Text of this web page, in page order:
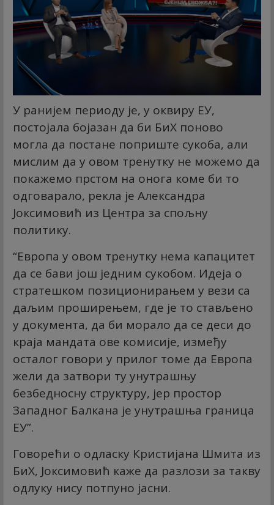
У ранијем периоду је, у оквиру ЕУ,
постојала бојазан да би БиХ поново
могла да постане поприште сукоба, али
мислим да у овом тренутку не можемо да
покажемо прстом на онога коме би то
одговарало, рекла је Александра
Јоксимовић из Центра за спољну
политику.
“Европа у овом тренутку нема капацитет
да се бави још једним сукобом. Идеја о
стратешком позиционирањем у вези са
даљим проширењем, где је то стављено
у документа, да би морало да се деси до
краја мандата ове комисије, између
осталог говори у прилог томе да Европа
жели да затвори ту унутрашњу
безбедносну структуру, јер простор
Западног Балкана је унутрашња граница
ЕУ”.
Говорећи о одласку Кристијана Шмита из
БиХ, Јоксимовић каже да разлози за такву
одлуку нису потпуно јасни.